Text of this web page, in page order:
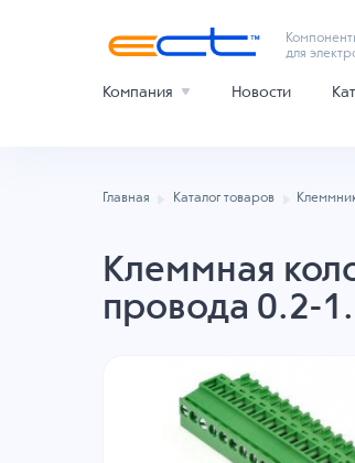
для
Компания Новости
Главная Каталог товаров
Клеммная
провода 0.2-